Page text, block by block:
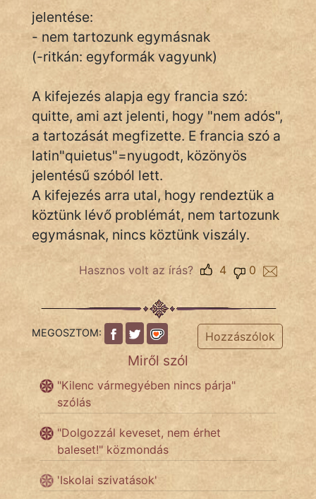
Szólások
Tréfás
IRODALOM
SZÓLÁS
KÖZMONDÁS
PSZICHO
ÉLETMÓD
És
TÖRTÉNELEM
Népszerű szerzőink:
cinege
jelentése:
- nem tartozunk egymásnak
(-ritkán: egyformák vagyunk)
A kifejezés alapja egy francia szó:
quitte, ami azt jelenti, hogy "nem adós",
a tartozását megfizette. E francia szó a
latin"quietus"=nyugodt, közönyös
jelentésű szóból lett.
A kifejezés arra utal, hogy rendeztük a
köztünk lévő problémát, nem tartozunk
egymásnak, nincs köztünk viszály.
Hasznos volt az írás? 0
4
MEGOSZTOM: Hozzászólok
Miről szól
"Kilenc vármegyében nincs párja"
szólás
"Dolgozzál keveset, nem érhet
baleset!" közmondás
'Iskolai szivatások'